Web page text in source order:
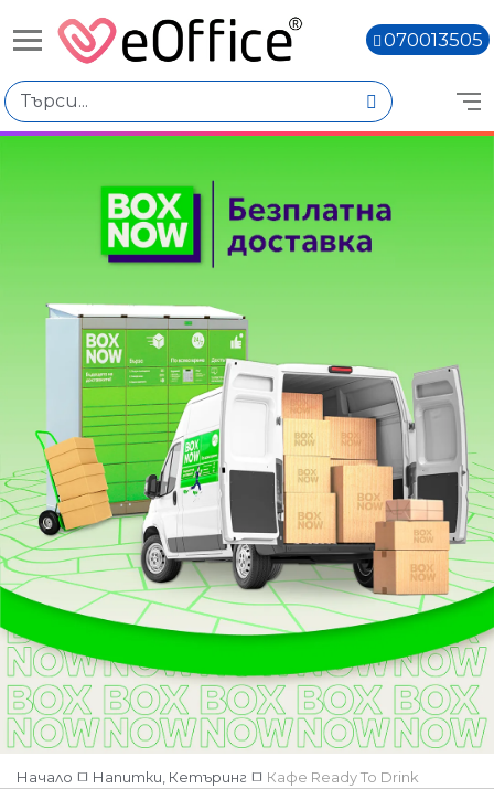
070013505
Избери по
Цена
€1.31 - €1.50
€1.94 - €2.13
Количество
Няма наличност
Начало Напитки, Кетъринг Кафе Ready To Drink